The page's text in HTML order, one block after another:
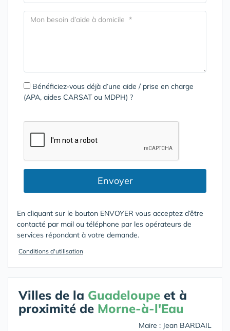
Bénéficiez-vous déjà d’une aide / prise en charge
(APA, aides CARSAT ou MDPH) ?
Envoyer
En cliquant sur le bouton ENVOYER vous acceptez d’être
contacté par mail ou téléphone par les opérateurs de
services répondant à votre demande.
Conditions d'utilisation
Villes de la Guadeloupe et à
proximité de Morne-à-l'Eau
Maire : Jean BARDAIL